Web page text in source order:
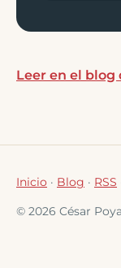
Leer en el
Inicio · Blog · RSS
© 2026 César